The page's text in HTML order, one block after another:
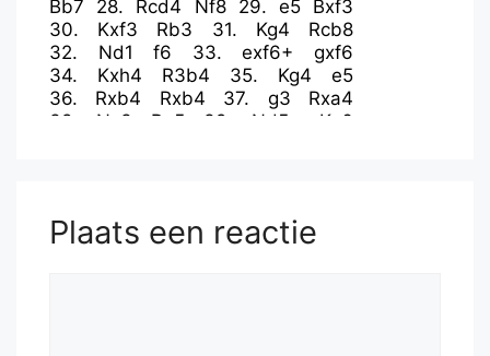
Bb7
28. Rcd4 Nf8 29. e5
Bxf3
30. Kxf3 Rb3 31. Kg4
Rcb8
32. Nd1 f6 33.exf6+
gxf6
34. Kxh4 R3b4 35. Kg4
e5
36. Rxb4 Rxb4 37. g3
Rxa4
38. Nc3 Ra5 39. Nd5+
Ke6
Plaats een reactie